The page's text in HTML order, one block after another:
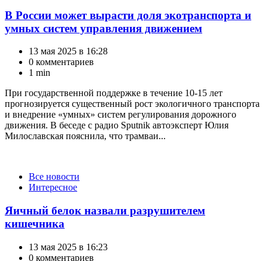
В России может вырасти доля экотранспорта и
умных систем управления движением
13 мая 2025 в 16:28
0 комментариев
1 min
При государственной поддержке в течение 10-15 лет
прогнозируется существенный рост экологичного транспорта
и внедрение «умных» систем регулирования дорожного
движения. В беседе с радио Sputnik автоэксперт Юлия
Милославская пояснила, что трамваи...
КатегорииВсе новости
Интересное
Яичный белок назвали разрушителем
кишечника
13 мая 2025 в 16:23
0 комментариев